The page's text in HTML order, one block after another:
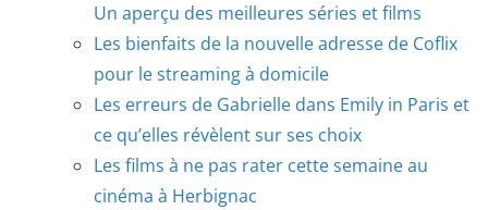
Un aperçu des meilleures séries et films
Les bienfaits de la nouvelle adresse de Coflix
pour le streaming à domicile
Les erreurs de Gabrielle dans Emily in Paris et
ce qu’elles révèlent sur ses choix
Les films à ne pas rater cette semaine au
cinéma à Herbignac